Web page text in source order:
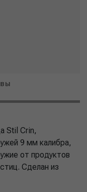
Stil Crin,
9 мм калибра,
от продуктов
Сделан из